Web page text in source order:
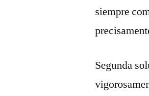
siempre
Segunda